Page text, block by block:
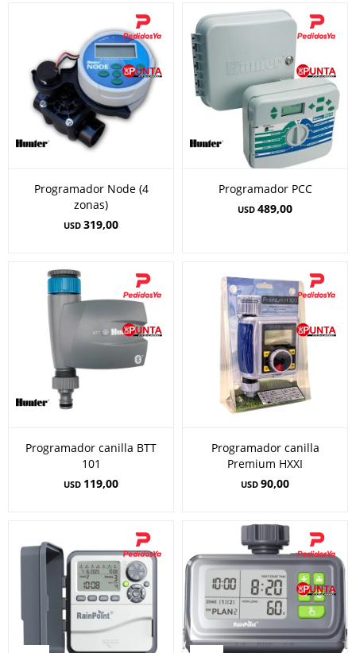
Programador Node (4
zonas)
USD 319,00
Programador PCC
USD 489,00
Programador canilla BTT
101
USD 119,00
Programador canilla
Premium HXXI
USD 90,00